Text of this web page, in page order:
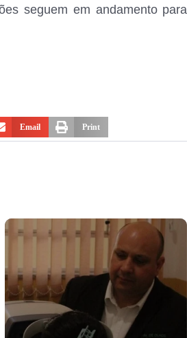
seguem em andamento para
Email Print